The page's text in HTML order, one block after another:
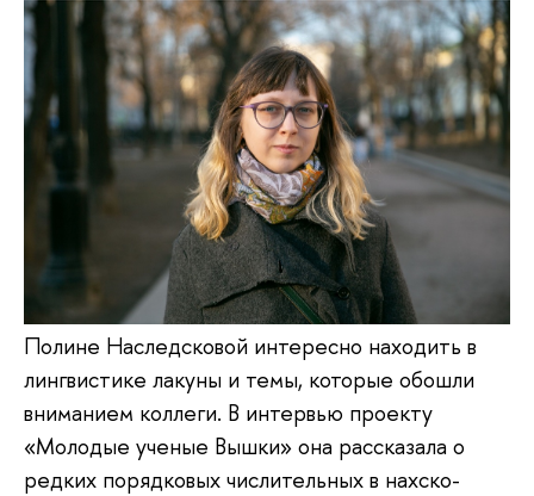
Полине Наследсковой интересно находить в
лингвистике лакуны и темы, которые обошли
вниманием коллеги. В интервью проекту
«Молодые ученые Вышки» она рассказала о
редких порядковых числительных в нахско-